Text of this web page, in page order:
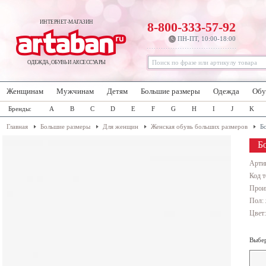
ИНТЕРНЕТ-МАГАЗИН
ОДЕЖДА, ОБУВЬ И АКСЕССУАРЫ
8-800-333-57-92
ПН-ПТ, 10:00-18:00
Женщинам Мужчинам Детям Большие размеры Одежда
Бренды: A B C D E F G H I J K
Главная Большие размеры Для женщин Женская обувь больших размеров
Код
Пол: